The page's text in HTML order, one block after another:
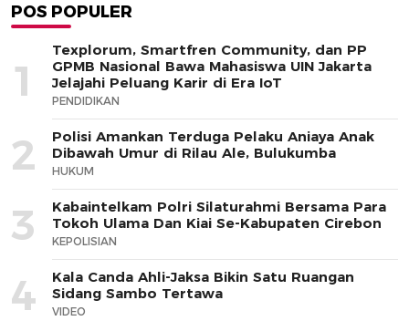
POS POPULER
1
Texplorum, Smartfren Community, dan PP
GPMB Nasional Bawa Mahasiswa UIN Jakarta
Jelajahi Peluang Karir di Era IoT
PENDIDIKAN
2
Polisi Amankan Terduga Pelaku Aniaya Anak
Dibawah Umur di Rilau Ale, Bulukumba
HUKUM
3
Kabaintelkam Polri Silaturahmi Bersama Para
Tokoh Ulama Dan Kiai Se-Kabupaten Cirebon
KEPOLISIAN
4
Kala Canda Ahli-Jaksa Bikin Satu Ruangan
Sidang Sambo Tertawa
VIDEO